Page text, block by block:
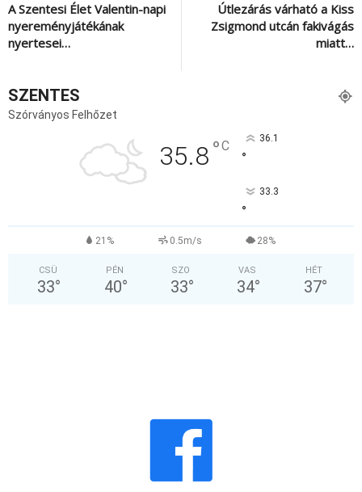
A Szentesi Élet Valentin-napi
nyereményjátékának
nyertesei…
Útlezárás várható a Kiss
Zsigmond utcán fakivágás
miatt…
SZENTES
Szórványos Felhőzet
35.8°C 36.1
°
33.3
°
21% 0.5m/s 28%
CSÜ
33°
PÉN
40°
SZO
33°
VAS
34°
HÉT
37°